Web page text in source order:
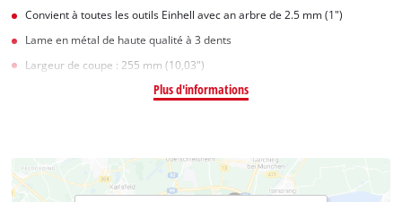
Convient à toutes les outils Einhell avec an arbre de 2.5 mm (1")
Lame en métal de haute qualité à 3 dents
Largeur de coupe : 255 mm (10,03")
Plus d'informations